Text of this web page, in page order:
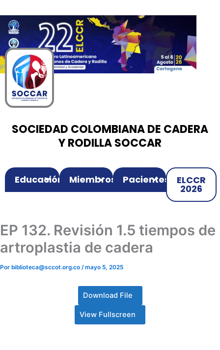
al
contenido
Horas Minutos Segundos
SOCIEDAD COLOMBIANA DE CADERA
Y RODILLA SOCCAR
Educación Miembros Pacientes ELCCR
2026
EP 132. Revisión 1.5 tiempos de
artroplastia de cadera
Por biblioteca@sccot.org.co /mayo 5, 2025
Download File
View Fullscreen